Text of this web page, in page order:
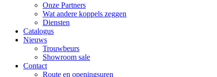
Onze Partners
Wat andere koppels zeggen
Diensten
Catalogus
Nieuws
Trouwbeurs
Showroom sale
Contact
Route en openingsuren